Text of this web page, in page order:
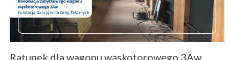
Ratunek dla wagonu wąskotorowego 3Aw